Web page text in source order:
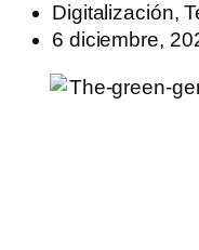
Digitalización,
6 diciembre,